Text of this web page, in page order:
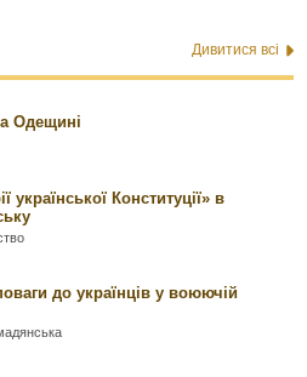
Дивитися всі
Одещині
української Конституції» в
до українців у воюючій